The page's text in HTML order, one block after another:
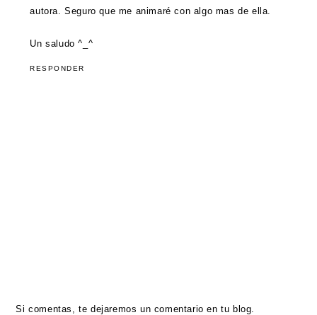
autora. Seguro que me animaré con algo mas de ella.
Un saludo ^_^
RESPONDER
Si comentas, te dejaremos un comentario en tu blog.